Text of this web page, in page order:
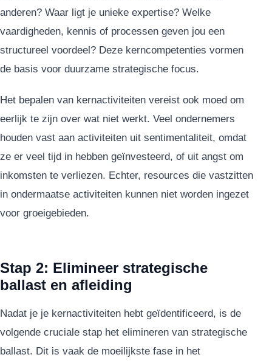
anderen? Waar ligt je unieke expertise? Welke
vaardigheden, kennis of processen geven jou een
structureel voordeel? Deze kerncompetenties vormen
de basis voor duurzame strategische focus.
Het bepalen van kernactiviteiten vereist ook moed om
eerlijk te zijn over wat niet werkt. Veel ondernemers
houden vast aan activiteiten uit sentimentaliteit, omdat
ze er veel tijd in hebben geïnvesteerd, of uit angst om
inkomsten te verliezen. Echter, resources die vastzitten
in ondermaatse activiteiten kunnen niet worden ingezet
voor groeigebieden.
Stap 2: Elimineer strategische
ballast en afleiding
Nadat je je kernactiviteiten hebt geïdentificeerd, is de
volgende cruciale stap het elimineren van strategische
ballast. Dit is vaak de moeilijkste fase in het